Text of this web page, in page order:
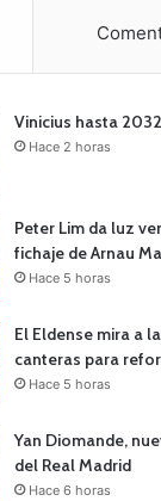
Vinicius hasta 2032
Hace 2 horas
Peter Lim da luz
fichaje de Arnau
Hace 5 horas
El Eldense mira a
canteras para
Hace 5 horas
Yan Diomande,
del Real Madrid
Hace 6 horas